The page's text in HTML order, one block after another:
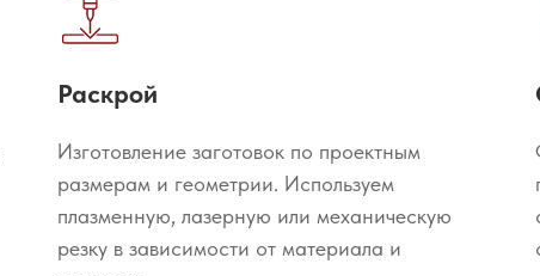
Раскрой
Изготовление заготовок по проектным
размерам и геометрии. Используем
плазменную, лазерную или механическую
резку в зависимости от материала и